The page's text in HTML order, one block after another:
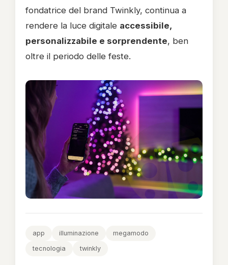
fondatrice del brand Twinkly, continua a
rendere la luce digitale accessibile,
personalizzabile e sorprendente, ben
oltre il periodo delle feste.
app illuminazione
megamodo
tecnologia
twinkly